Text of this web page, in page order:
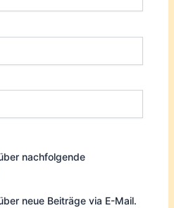
nachfolgende
neue Beiträge via E-Mail.